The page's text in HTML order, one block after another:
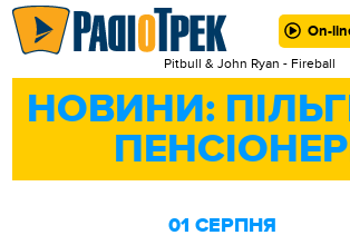
On-
Pitbull & John Ryan - Fireball
НОВИНИ:
01 СЕРПНЯ